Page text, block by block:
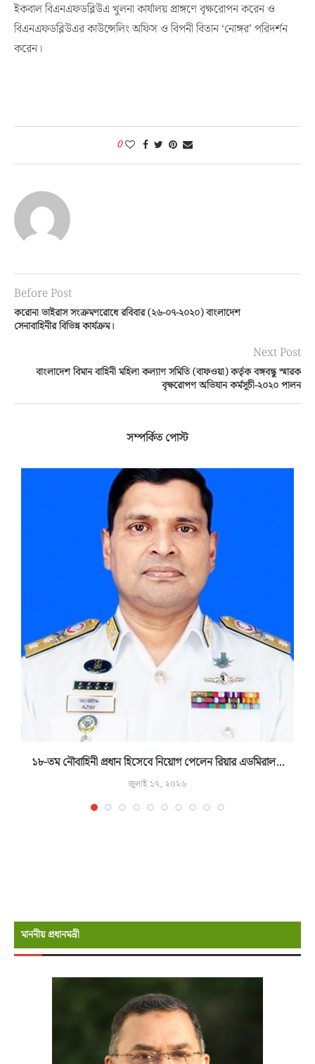
ইকবাল বিএনএফডব্লিউএ খুলনা কার্যালয় প্রাঙ্গণে বৃক্ষরোপন করেন ও
বিএনএফডব্লিউএর কাউন্সেলিং অফিস ও বিপনী বিতান ‘নোঙ্গর’ পরিদর্শন
করেন।
0
Before Post
করোনা ভাইরাস সংক্রমণরোধে রবিবার (২৬-০৭-২০২০) বাংলাদেশ
সেনাবাহিনীর বিভিন্ন কার্যক্রম।
Next Post
বাংলাদেশ বিমান বাহিনী মহিলা কল্যাণ সমিতি (বাফওয়া) কর্তৃক বঙ্গবন্ধু স্মারক
বৃক্ষরোপণ অভিযান কর্মসূচী-২০২০ পালন
সম্পর্কিত পোস্ট
১৮-তম নৌবাহিনী প্রধান হিসেবে নিয়োগ পেলেন রিয়ার এডমিরাল...
জুলাই ১৭, ২০২৬
মাননীয় প্রধানমন্রী